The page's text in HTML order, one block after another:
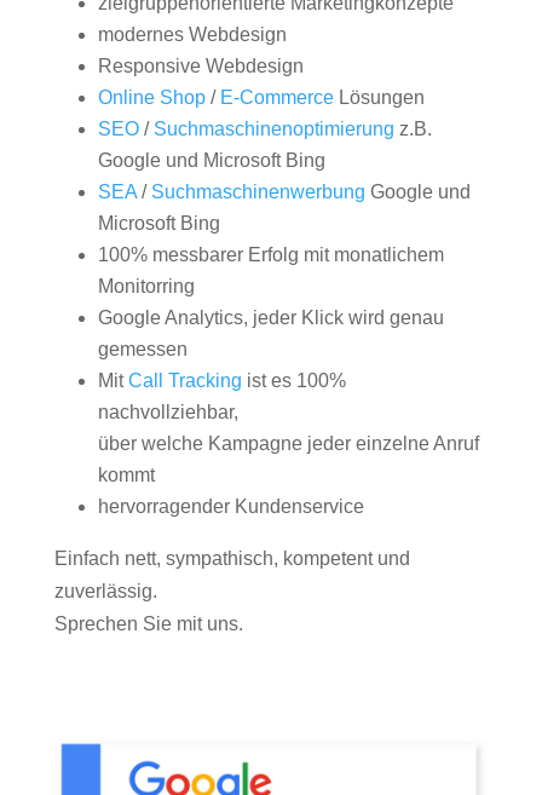
modernes Webdesign
Responsive Webdesign
Online Shop/ E-CommerceLösungen
SEO/ Suchmaschinenoptimierung z.B.
Google und Microsoft Bing
SEA/ Suchmaschinenwerbung Google und
Microsoft Bing
100% messbarer Erfolg mit monatlichem
Monitorring
Google Analytics, jeder Klick wird genau
gemessen
MitCall Tracking ist es 100%
nachvollziehbar,
über welche Kampagne jeder einzelne Anruf
kommt
hervorragender Kundenservice
Einfach nett, sympathisch, kompetent und
zuverlässig.
Sprechen Sie mit uns.